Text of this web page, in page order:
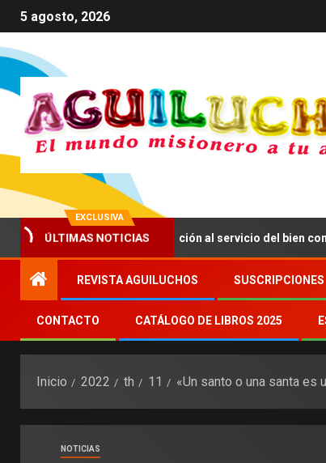
5 agosto, 2026
EXCLUSIVA
ÚLTIMAS NOTICIAS
una comunicación al servicio del bien común
REVISTA AGUILUCHOS SUSCRIPCIONES
CONTACTO CATÁLOGO DE LIBROS 2025
Inicio 2022 th 11 «Un santo o una santa es
NOTICIAS